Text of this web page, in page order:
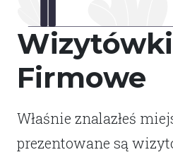
Wizytówki
Firmowe
Właśnie znalazłeś
prezentowane są